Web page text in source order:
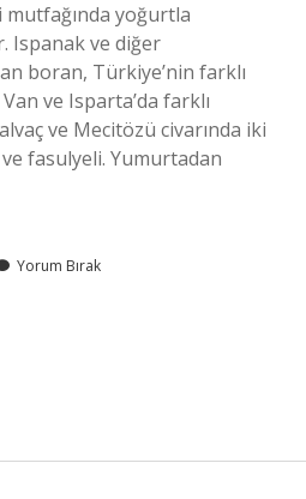
yoğurtla
Ispanak ve diğer
boran, Türkiye’nin farklı
ve Isparta’da farklı
ve Mecitözü civarında iki
ve fasulyeli. Yumurtadan
Yorum Bırak